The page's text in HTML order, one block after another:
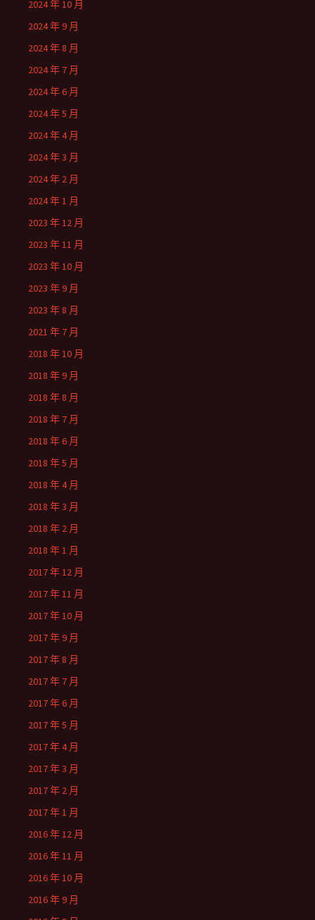
2024 年 10 月
2024 年 9 月
2024 年 8 月
2024 年 7 月
2024 年 6 月
2024 年 5 月
2024 年 4 月
2024 年 3 月
2024 年 2 月
2024 年 1 月
2023 年 12 月
2023 年 11 月
2023 年 10 月
2023 年 9 月
2023 年 8 月
2021 年 7 月
2018 年 10 月
2018 年 9 月
2018 年 8 月
2018 年 7 月
2018 年 6 月
2018 年 5 月
2018 年 4 月
2018 年 3 月
2018 年 2 月
2018 年 1 月
2017 年 12 月
2017 年 11 月
2017 年 10 月
2017 年 9 月
2017 年 8 月
2017 年 7 月
2017 年 6 月
2017 年 5 月
2017 年 4 月
2017 年 3 月
2017 年 2 月
2017 年 1 月
2016 年 12 月
2016 年 11 月
2016 年 10 月
2016 年 9 月